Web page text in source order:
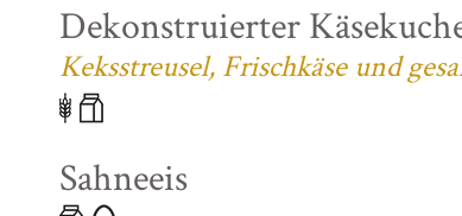
Dekonstruierter
Keksstreusel, Frischkäse und
Sahneeis